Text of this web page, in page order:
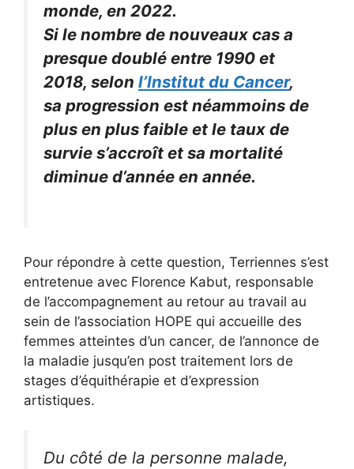
monde, en 2022.
Si le nombre de nouveaux cas a
presque doublé entre 1990 et
2018, selon l’Institut du Cancer,
sa progression est néammoins de
plus en plus faible et le taux de
survie s’accroît et sa mortalité
diminue d’année en année.
Pour répondre à cette question, Terriennes s’est
entretenue avec Florence Kabut, responsable
de l’accompagnement au retour au travail au
sein de l’association HOPE qui accueille des
femmes atteintes d’un cancer, de l’annonce de
la maladie jusqu’en post traitement lors de
stages d’équithérapie et d’expression
artistiques.
Du côté de la personne malade,